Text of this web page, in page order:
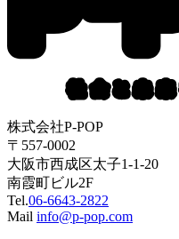
株式会社P-POP
〒557-0002
大阪市西成区太子1-1-20
南霞町ビル2F
Tel.06-6643-2822
Mail info@p-pop.com